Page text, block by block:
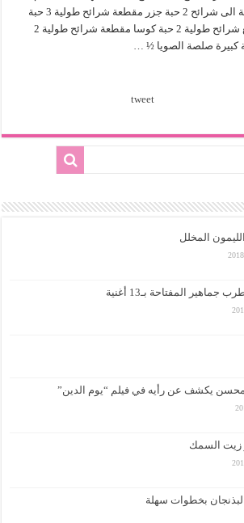
نشا 1 بصلة كبيرة مقطعة الى شرائح 2 حبة جزر مقطعة شرائح طولية 3 حبة
فلفل رومي ملون مقطع شرائح طولية 2 حبة كوسا مقطعة شرائح طولية 2
tweet
المخلل
المفتاحة بـ13 أغنية
محسن يكشف عن رأيه في فيلم “يوم الدين”
زيت السمك
بخطوات سهلة